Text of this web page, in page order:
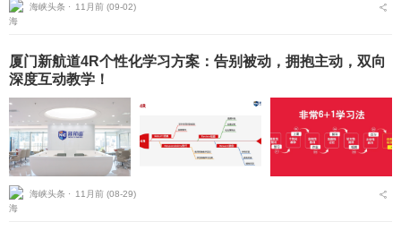
海峡头条 ⋅ 11月前 (09-02)
厦门新航道4R个性化学习方案：告别被动，拥抱主动，双向
深度互动教学！
海峡头条 ⋅ 11月前 (08-29)